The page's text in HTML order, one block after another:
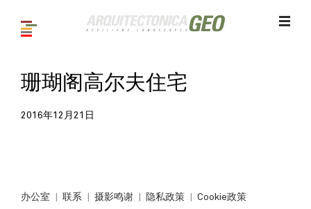
珊瑚阁高尔夫住宅
2016年12月21日
办公室 联系 摄影鸣谢 隐私政策 Cookie政策